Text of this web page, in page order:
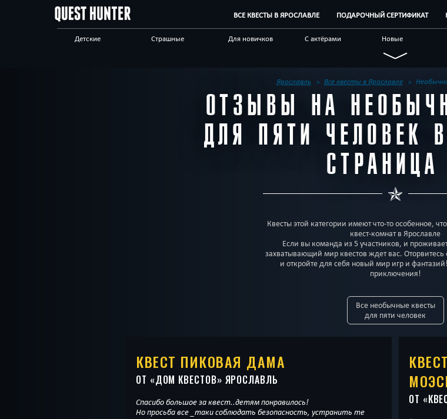
ВСЕ КВЕСТЫ В ЯРОСЛАВЛЕ ПОДАРОЧНЫЙ СЕРТИФИКАТ
Детские Страшные Для новичков С актёрами Новые
Живые
Технологичные С аниматором
Отзывы на квесты Бренды квестов Другой город
Ярославль Все квесты в Ярославле
ОТЗЫВЫ НА
ДЛЯ ПЯТИ ЧЕЛОВЕК
СТРАНИЦА
Квесты этой категории имеют что-то особенное,
квест-комнат в Ярославле
Если вы команда из 5 участников, и
захватывающий мир квестов ждет вас.
и откройте для себя новый мир игр и
приключения!
Все необычные квесты
для пяти человек
КВЕСТ ПИКОВАЯ ДАМА
ОТ «ДОМ КВЕСТОВ» ЯРОСЛАВЛЬ
Спасибо большое за квест..детям понравилось!
Но просьба все _таки соблюдать безопасность, устранить те
ОТ «